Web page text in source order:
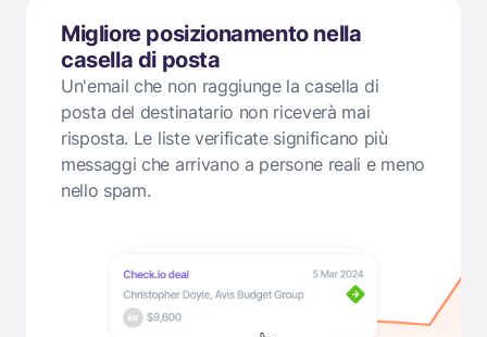
Migliore posizionamento nella
casella di posta
Un'email che non raggiunge la casella di
posta del destinatario non riceverà mai
risposta. Le liste verificate significano più
messaggi che arrivano a persone reali e meno
nello spam.